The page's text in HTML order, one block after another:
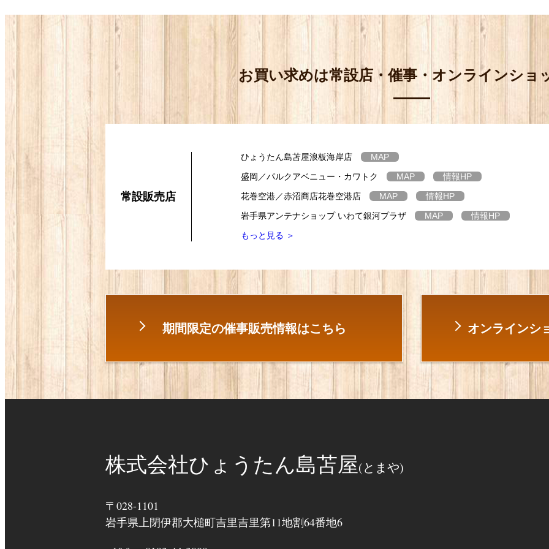
お買い求めは常設店・催事・オンラインショ
常設販売店
ひょうたん島苫屋浪板海岸店
MAP
盛岡／パルクアベニュー・カワトク
MAP 情報HP
花巻空港／赤沼商店花巻空港店
MAP 情報HP
岩手県アンテナショップ いわて銀河プラザ
MAP 情報HP
もっと見る ＞
期間限定の催事販売情報はこちら オンラインシ
株式会社ひょうたん島苫屋(とまや)
〒028-1101
岩手県上閉伊郡大槌町吉里吉里第11地割64番地6